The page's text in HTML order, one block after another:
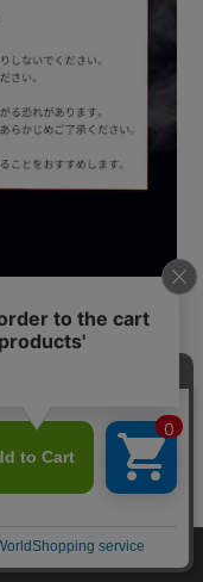
ブル電源
ポータブル電源
IPU-A280-W
お気に入り お知らせ